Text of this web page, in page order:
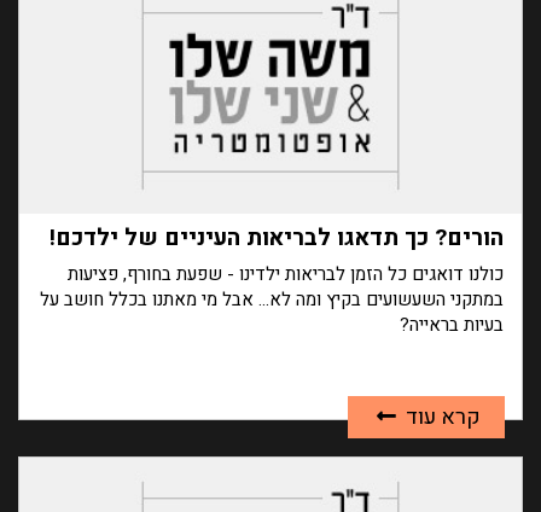
הורים? כך תדאגו לבריאות העיניים של ילדכם!
כולנו דואגים כל הזמן לבריאות ילדינו - שפעת בחורף, פציעות
במתקני השעשועים בקיץ ומה לא... אבל מי מאתנו בכלל חושב על
בעיות בראייה?
קרא עוד